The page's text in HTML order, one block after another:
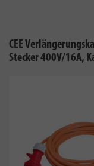
CEE
Stecker 400V/16A,